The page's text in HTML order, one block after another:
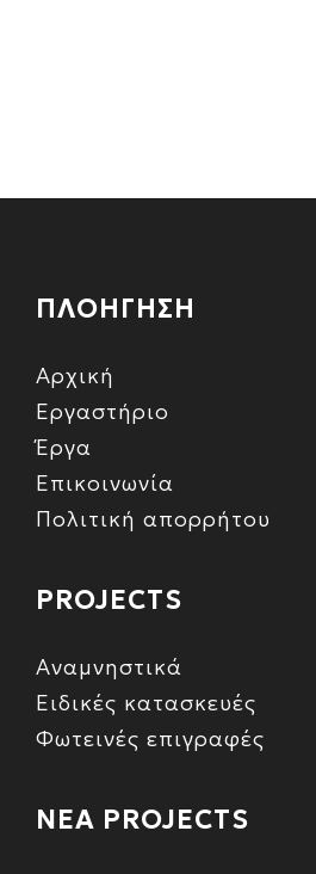
ΠΛΟΗΓΗΣΗ
Αρχική
Εργαστήριο
Έργα
Επικοινωνία
Πολιτική απορρήτου
PROJECTS
Αναμνηστικά
Ειδικές κατασκευές
Φωτεινές επιγραφές
ΝΕΑ PROJECTS